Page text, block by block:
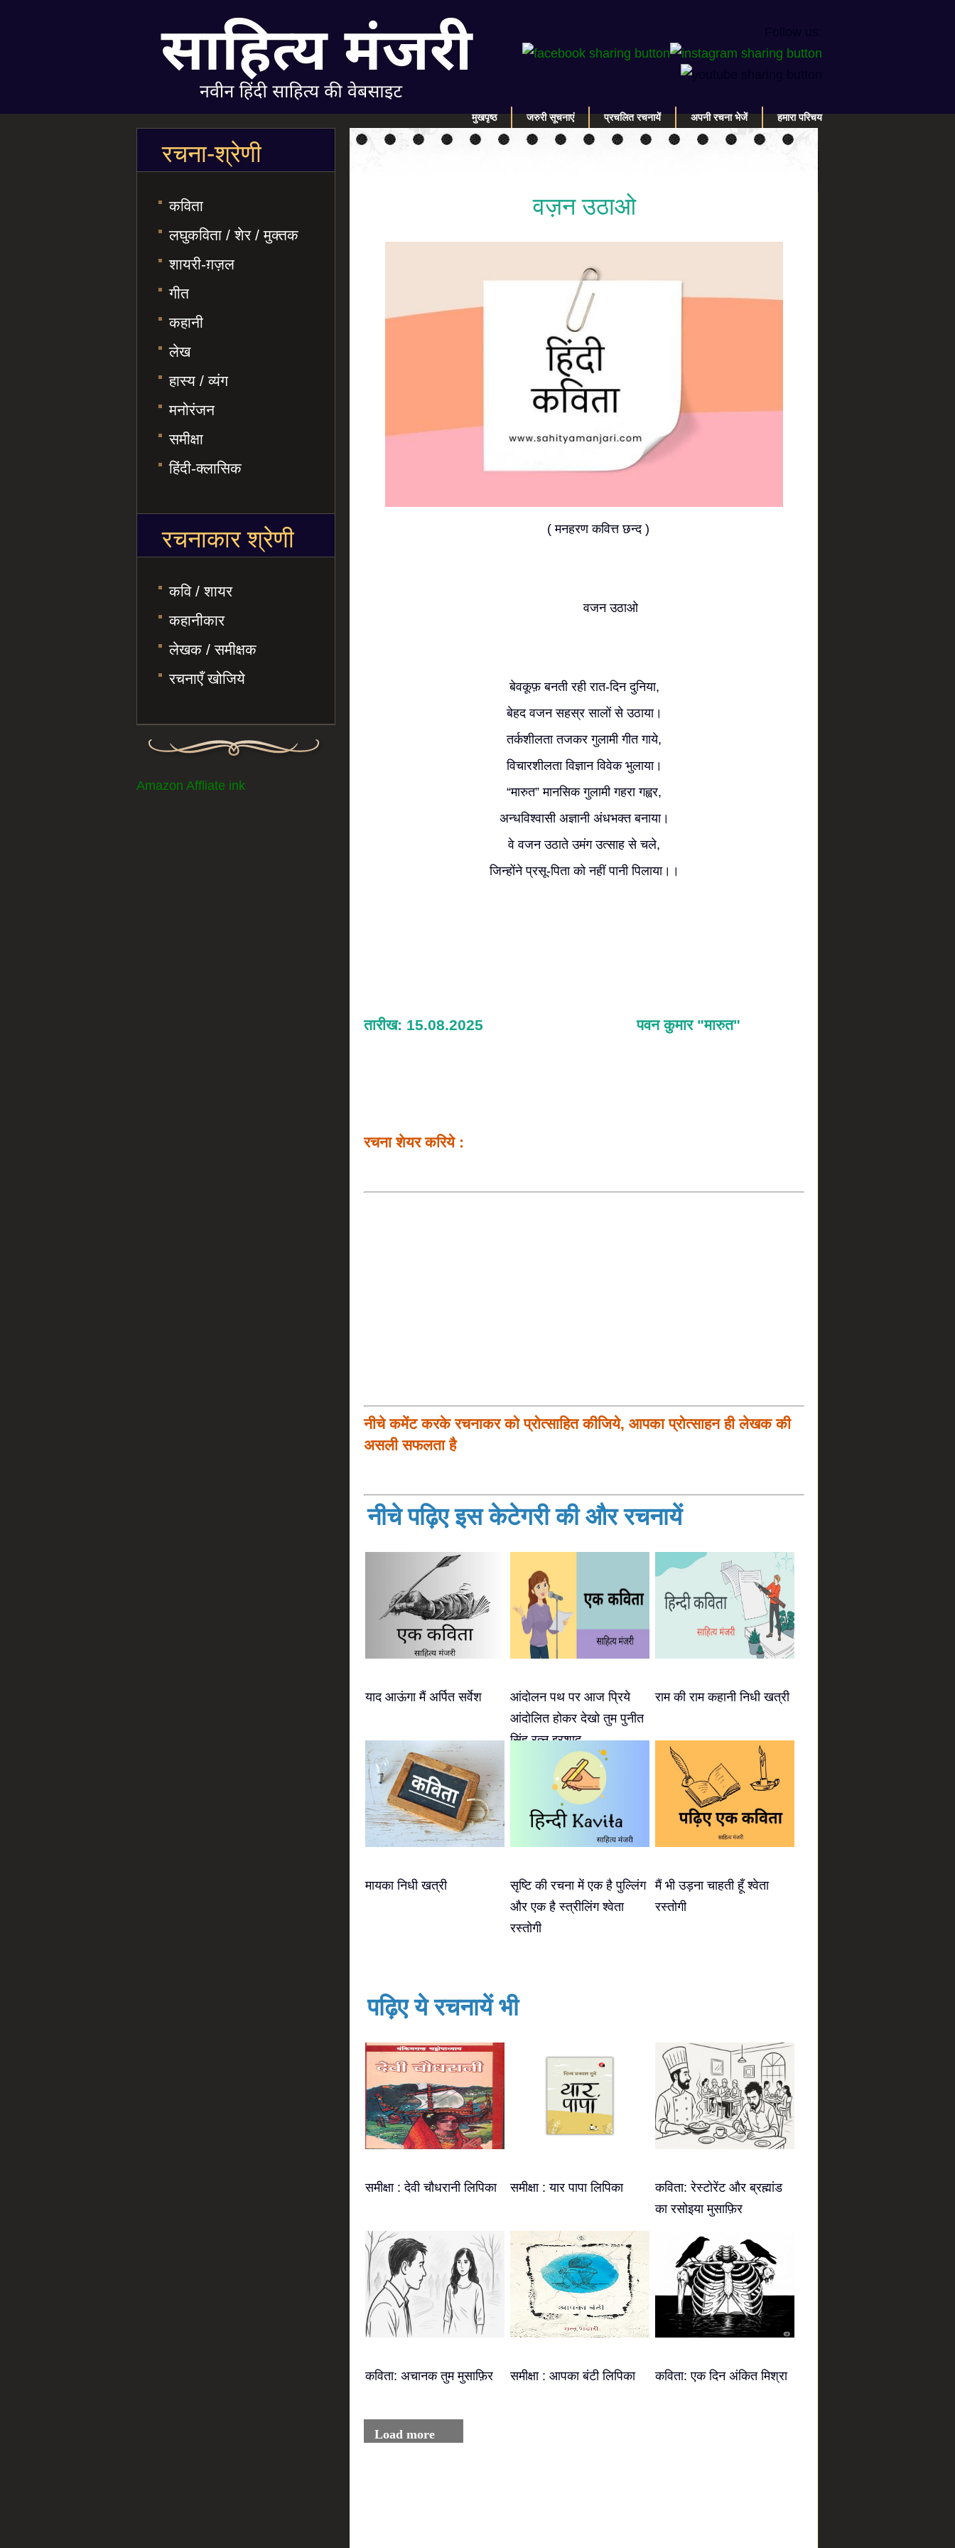
मुखपृष्ठ जरुरी सूचनाएं प्रचलित रचनायें अपनी रचना भेजें हमारा परिचय
वज़न उठाओ
( मनहरण कवित्त छन्द )
वजन उठाओ
बेवकूफ़ बनती रही रात-दिन दुनिया,
बेहद वजन सहस्र सालों से उठाया।
तर्कशीलता तजकर गुलामी गीत गाये,
विचारशीलता विज्ञान विवेक भुलाया।
“मारुत” मानसिक गुलामी गहरा गह्वर,
अन्धविश्वासी अज्ञानी अंधभक्त बनाया।
वे वजन उठाते उमंग उत्साह से चले,
जिन्होंने प्रसू-पिता को नहीं पानी पिलाया।।
तारीख: 15.08.2025 पवन कुमार "मारुत"
रचना शेयर करिये :
नीचे कमेंट करके रचनाकर को प्रोत्साहित कीजिये, आपका प्रोत्साहन ही लेखक की
असली सफलता है
नीचे पढ़िए इस केटेगरी की और रचनायें
याद आऊंगा मैं अर्पित सर्वेश
आंदोलन पथ पर आज प्रिये
आंदोलित होकर देखो तुम पुनीत
सिंह रत्नु इरशाद
राम की राम कहानी निधी खत्री
मायका निधी खत्री
सृष्टि की रचना में एक है पुल्लिंग
और एक है स्त्रीलिंग श्वेता
रस्तोगी
मैं भी उड़ना चाहती हूँ श्वेता
रस्तोगी
पढ़िए ये रचनायें भी
समीक्षा : देवी चौधरानी लिपिका समीक्षा : यार पापा लिपिका
कविता: रेस्टोरेंट और ब्रह्मांड
का रसोइया मुसाफ़िर
कविता: अचानक तुम मुसाफ़िर समीक्षा : आपका बंटी लिपिका कविता: एक दिन अंकित मिश्रा
Load more
रचना-श्रेणी
कविता
लघुकविता / शेर / मुक्तक
शायरी-ग़ज़ल
गीत
कहानी
लेख
हास्य / व्यंग
मनोरंजन
समीक्षा
हिंदी-क्लासिक
रचनाकार श्रेणी
कवि / शायर
कहानीकार
लेखक / समीक्षक
रचनाएँ खोजिये
Amazon Affliate ink